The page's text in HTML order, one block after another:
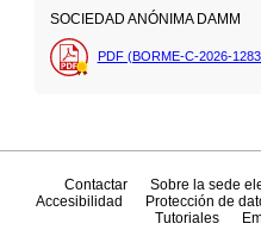
SOCIEDAD ANÓNIMA DAMM
PDF (BORME-C-2026-
Contactar Sobre la sede
Accesibilidad
Protección de
Tutoriales